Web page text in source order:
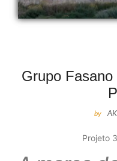
Grupo
by AK
Projeto